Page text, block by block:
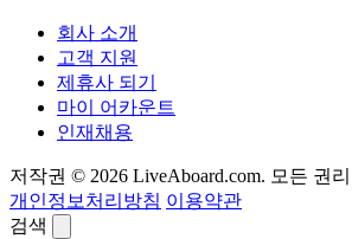
회사 소개
고객 지원
제휴사 되기
마이 어카운트
인재채용
저작권 © 2026 LiveAboard.com. 모든 권
개인정보처리방침 이용약관
검색